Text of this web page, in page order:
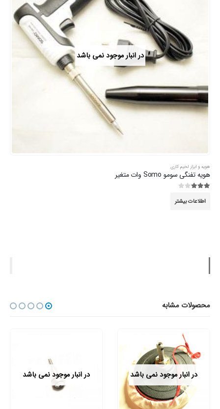
در انبار موجود نمی باشد
هویه و ابزار لحیم کاری
هویه تفنگی سومو Somo وات متغیر
اطلاعات بیشتر
محصولات مشابه
در انبار موجود نمی باشد در انبار موجود نمی باشد